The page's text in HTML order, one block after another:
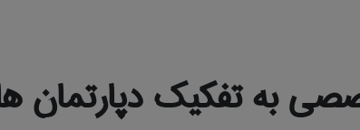
به تفکیک دپارتمان